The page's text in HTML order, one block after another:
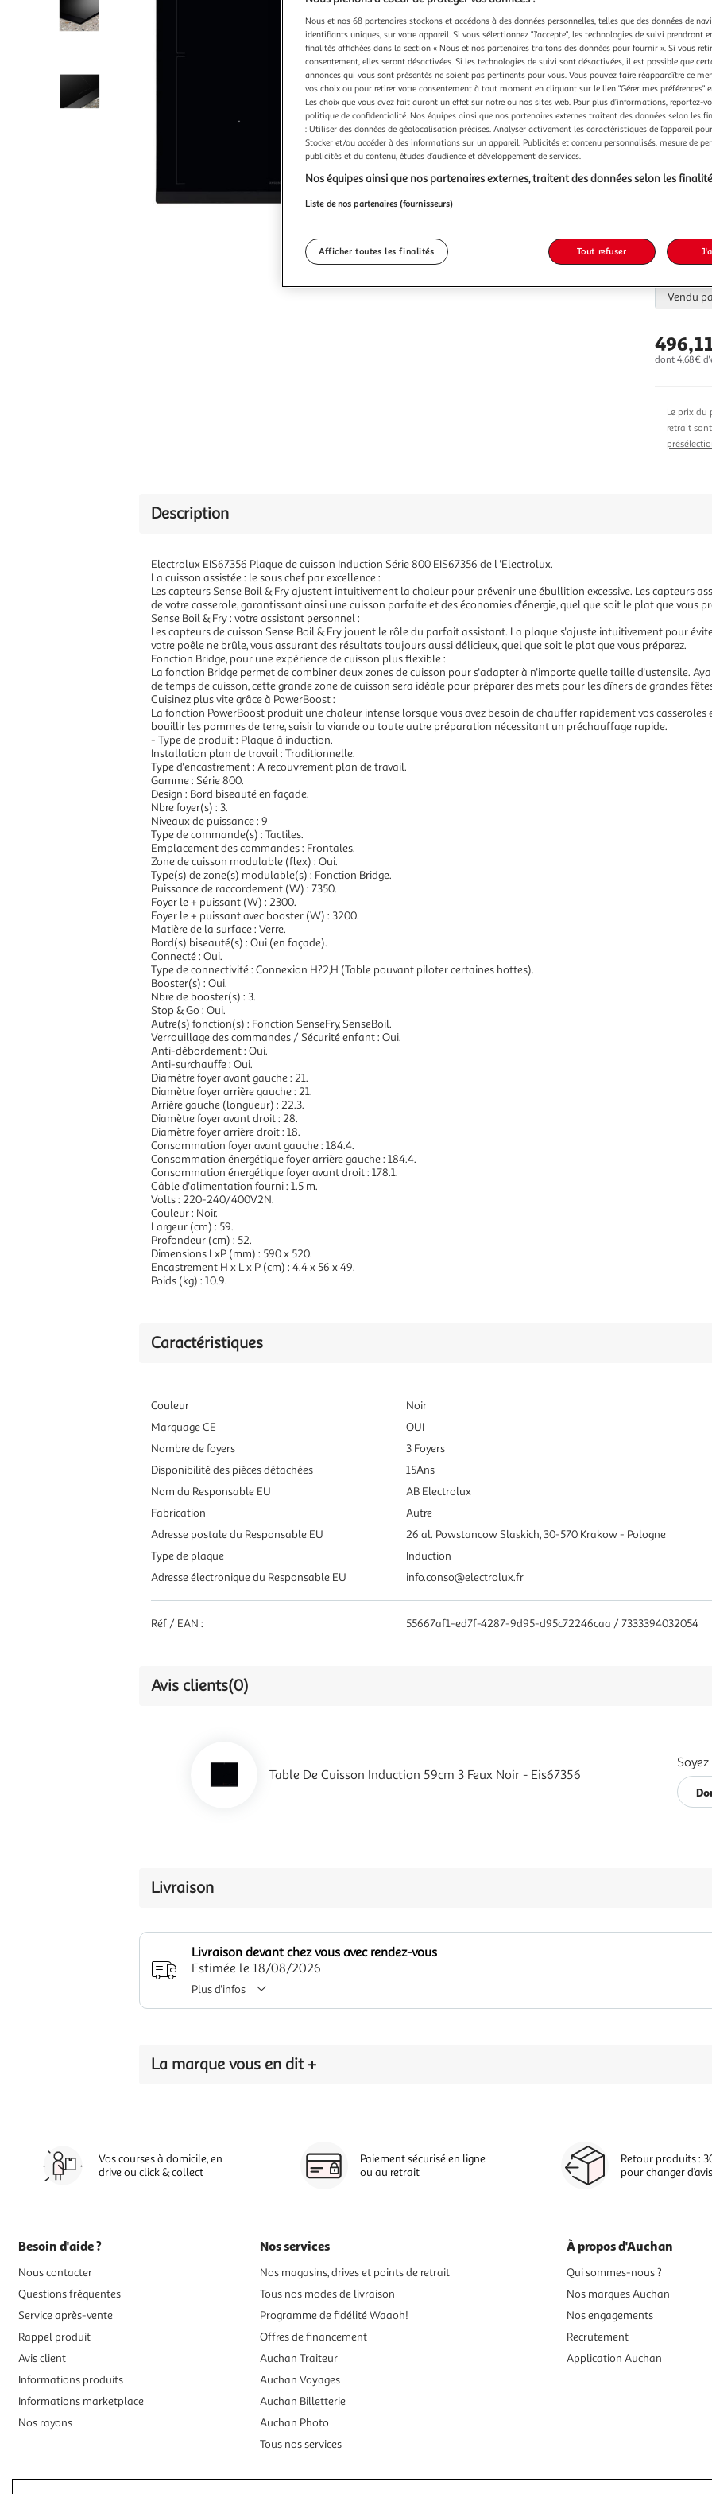
Vendu
Vendu
dont 4,68€
Le prix du
retrait
Description
Electrolux EIS67356 Plaque de cuisson Induction Série 800 EIS67356 de l 'Electrolux.
La cuisson assistée : le sous chef par excellence :
Les capteurs Sense Boil & Fry ajustent intuitivement la chaleur pour prévenir une ébullition excessive. Les capteurs
de votre casserole, garantissant ainsi une cuisson parfaite et des économies d'énergie, quel que soit le plat que vous
Sense Boil & Fry : votre assistant personnel :
Les capteurs de cuisson Sense Boil & Fry jouent le rôle du parfait assistant. La plaque s'ajuste intuitivement pour
votre poêle ne brûle, vous assurant des résultats toujours aussi délicieux, quel que soit le plat que vous préparez.
Fonction Bridge, pour une expérience de cuisson plus flexible :
La fonction Bridge permet de combiner deux zones de cuisson pour s'adapter à n'importe quelle taille d'ustensile.
de temps de cuisson, cette grande zone de cuisson sera idéale pour préparer des mets pour les dîners de grandes
Cuisinez plus vite grâce à PowerBoost :
La fonction PowerBoost produit une chaleur intense lorsque vous avez besoin de chauffer rapidement vos
bouillir les pommes de terre, saisir la viande ou toute autre préparation nécessitant un préchauffage rapide.
- Type de produit : Plaque à induction.
Installation plan de travail : Traditionnelle.
Type d'encastrement : A recouvrement plan de travail.
Gamme : Série 800.
Design : Bord biseauté en façade.
Nbre foyer(s) : 3.
Niveaux de puissance : 9
Type de commande(s) : Tactiles.
Emplacement des commandes : Frontales.
Zone de cuisson modulable (flex) : Oui.
Type(s) de zone(s) modulable(s) : Fonction Bridge.
Puissance de raccordement (W) : 7350.
Foyer le + puissant (W) : 2300.
Foyer le + puissant avec booster (W) : 3200.
Matière de la surface : Verre.
Bord(s) biseauté(s) : Oui (en façade).
Connecté : Oui.
Type de connectivité : Connexion H?2,H (Table pouvant piloter certaines hottes).
Booster(s) : Oui.
Nbre de booster(s) : 3.
Stop & Go : Oui.
Autre(s) fonction(s) : Fonction SenseFry, SenseBoil.
Verrouillage des commandes / Sécurité enfant : Oui.
Anti-débordement : Oui.
Anti-surchauffe : Oui.
Diamètre foyer avant gauche : 21.
Diamètre foyer arrière gauche : 21.
Arrière gauche (longueur) : 22.3.
Diamètre foyer avant droit : 28.
Diamètre foyer arrière droit : 18.
Consommation foyer avant gauche : 184.4.
Consommation énergétique foyer arrière gauche : 184.4.
Consommation énergétique foyer avant droit : 178.1.
Câble d'alimentation fourni : 1.5 m.
Volts : 220-240/400V2N.
Couleur : Noir.
Largeur (cm) : 59.
Profondeur (cm) : 52.
Dimensions LxP (mm) : 590 x 520.
Encastrement H x L x P (cm) : 4.4 x 56 x 49.
Poids (kg) : 10.9.
Caractéristiques
Couleur
Noir
Marquage CE
OUI
Nombre de foyers
3 Foyers
Disponibilité des pièces détachées
15Ans
Nom du Responsable EU
AB Electrolux
Fabrication
Autre
Adresse postale du Responsable EU
26 al. Powstancow Slaskich, 30-570 Krakow - Pologne
Type de plaque
Induction
Adresse électronique du Responsable EU
info.conso@electrolux.fr
Réf / EAN : 55667af1-ed7f-4287-9d95-d95c72246caa / 7333394032054
Avis clients(0)
Table De Cuisson Induction 59cm 3 Feux Noir - Eis67356
Livraison
Livraison devant chez vous avec rendez-vous
Estimée le 18/08/2026
Plus d'infos
La marque vous en dit +
Vos courses à domicile, en
drive ou click & collect
Paiement sécurisé en ligne
ou au retrait
Retour produits :
pour changer d’avis
Besoin d'aide ?
Nous contacter
Questions fréquentes
Service après-vente
Rappel produit
Avis client
Informations produits
Informations marketplace
Nos rayons
Nos services
Nos magasins, drives et points de retrait
Tous nos modes de livraison
Programme de fidélité Waaoh!
Offres de financement
Auchan Traiteur
Auchan Voyages
Auchan Billetterie
Auchan Photo
Tous nos services
À propos d'Auchan
Qui sommes-nous ?
Nos marques Auchan
Nos engagements
Recrutement
Application Auchan
Nous et nos 68 partenaires stockons et accédons à des données personnelles, telles que des données de
identifiants uniques, sur votre appareil. Si vous sélectionnez "J'accepte", les technologies de suivi prendront
finalités affichées dans la section « Nous et nos partenaires traitons des données pour fournir ». Si vous
consentement, elles seront désactivées. Si les technologies de suivi sont désactivées, il est possible que
annonces qui vous sont présentés ne soient pas pertinents pour vous. Vous pouvez faire réapparaître ce
vos choix ou pour retirer votre consentement à tout moment en cliquant sur le lien "Gérer mes préférences"
Les choix que vous avez fait auront un effet sur notre ou nos sites web. Pour plus d’informations, reportez-
politique de confidentialité. Nos équipes ainsi que nos partenaires externes traitent des données selon les
: Utiliser des données de géolocalisation précises. Analyser activement les caractéristiques de l’appareil
Stocker et/ou accéder à des informations sur un appareil. Publicités et contenu personnalisés, mesure de
publicités et du contenu, études d’audience et développement de services.
Nos équipes ainsi que nos partenaires externes, traitent des données selon les
Liste de nos partenaires (fournisseurs)
Afficher toutes les finalités Tout refuser